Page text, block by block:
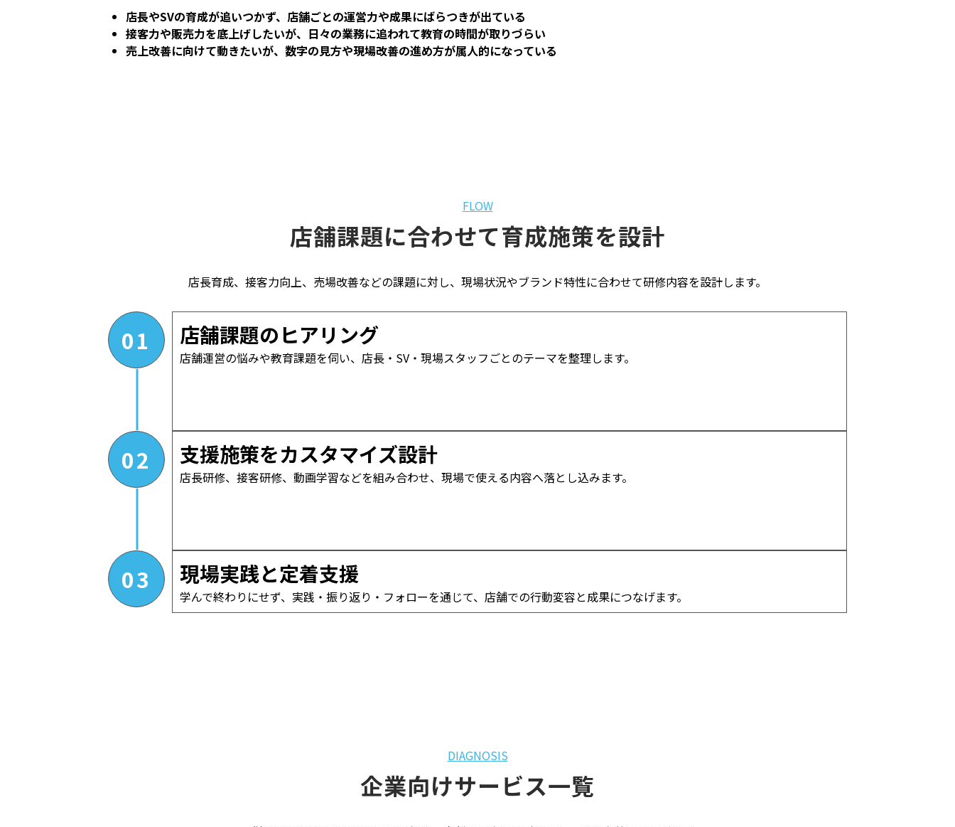
店長やSVの育成が追いつかず、店舗ごとの運営力や成果にばらつきが出ている
接客力や販売力を底上げしたいが、日々の業務に追われて教育の時間が取りづらい
売上改善に向けて動きたいが、数字の見方や現場改善の進め方が属人的になっている
FLOW
店舗課題に合わせて育成施策を設計
店長育成、接客力向上、売場改善などの課題に対し、現場状況やブランド特性に合わせて研修内容を設計します。
01 店舗課題のヒアリング
店舗運営の悩みや教育課題を伺い、店長・SV・現場スタッフごとのテーマを整理します。
02 支援施策をカスタマイズ設計
店長研修、接客研修、動画学習などを組み合わせ、現場で使える内容へ落とし込みます。
03 現場実践と定着支援
学んで終わりにせず、実践・振り返り・フォローを通じて、店舗での行動変容と成果につなげます。
DIAGNOSIS
企業向けサービス一覧